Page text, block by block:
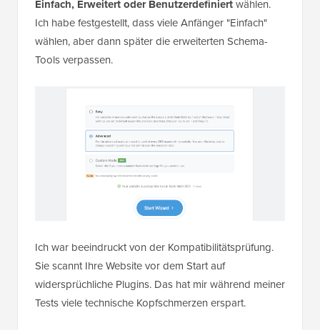
Einfach, Erweitert oder Benutzerdefiniertwählen.
Ich habe festgestellt, dass viele Anfänger "Einfach"
wählen, aber dann später die erweiterten Schema-
Tools verpassen.
Ich war beeindruckt von der Kompatibilitätsprüfung.
Sie scannt Ihre Website vor dem Start auf
widersprüchliche Plugins. Das hat mir während meiner
Tests viele technische Kopfschmerzen erspart.